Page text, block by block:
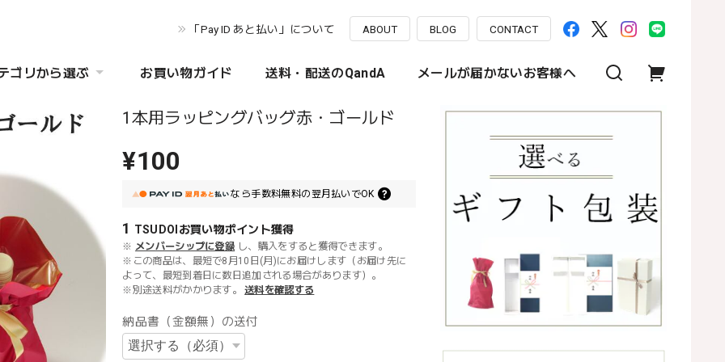
「Pay ID あと払い」について ABOUT BLOG CONTACT
ゴリから選ぶ お買い物ガイド 送料・配送のQandA メールが届かないお客様へ
1本用ラッピングバッグ赤・ゴールド
¥100
なら手数料無料の 翌月払いでOK
1 TSUDOIお買い物ポイント獲得
※ メンバーシップに登録 し、購入をすると獲得できます。
※この商品は、最短で8月10日(月)にお届けします（お届け先に
よって、最短到着日に数日追加される場合があります）。
※別途送料がかかります。
送料を確認する
納品書（金額無）の送付